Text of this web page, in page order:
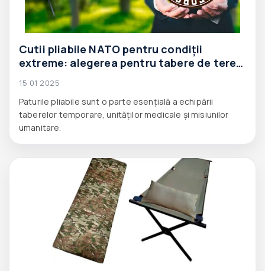
Cutii pliabile NATO pentru condiții
extreme: alegerea pentru tabere de teren,
15 01 2025
Paturile pliabile sunt o parte esențială a echipării
taberelor temporare, unităților medicale și misiunilor
umanitare.